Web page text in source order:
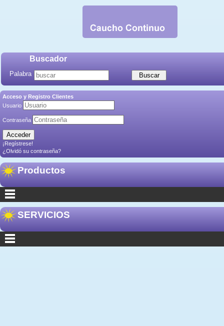
Buscador
Palabra
Acceso y Registro Clientes
Usuario
Contraseña
¡Regístrese!
¿Olvidó su contraseña?
Productos
SERVICIOS